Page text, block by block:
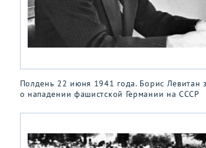
Полдень 22 июня 1941 года. Борис Левитан
о нападении фашистской Германии на СССР